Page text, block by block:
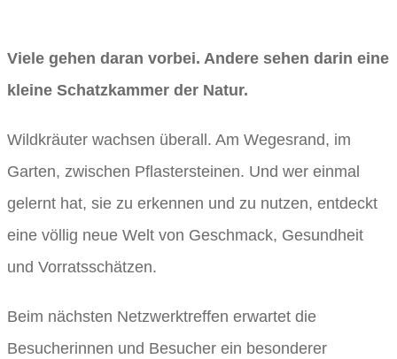
Viele gehen daran vorbei. Andere sehen darin eine
kleine Schatzkammer der Natur.
Wildkräuter wachsen überall. Am Wegesrand, im
Garten, zwischen Pflastersteinen. Und wer einmal
gelernt hat, sie zu erkennen und zu nutzen, entdeckt
eine völlig neue Welt von Geschmack, Gesundheit
und Vorratsschätzen.
Beim nächsten Netzwerktreffen erwartet die
Besucherinnen und Besucher ein besonderer